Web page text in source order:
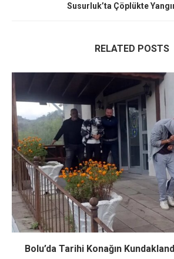
Susurluk’ta Çöplükte
RELATED POSTS
Bolu’da Tarihi Konağın